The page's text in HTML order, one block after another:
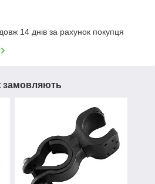
14 днів за рахунок покупця
замовляють